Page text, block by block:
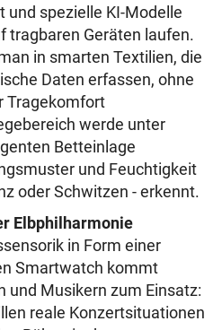
spezielle KI-Modelle
tragbaren Geräten laufen.
in smarten Textilien, die
Daten erfassen, ohne
Tragekomfort
werde unter
Betteinlage
und Feuchtigkeit
oder Schwitzen - erkennt.
Elbphilharmonie
in Form einer
Smartwatch kommt
und Musikern zum Einsatz:
reale Konzertsituationen